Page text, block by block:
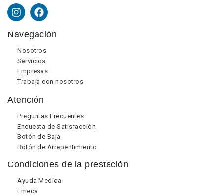
Navegación
Nosotros
Servicios
Empresas
Trabaja con nosotros
Atención
Preguntas Frecuentes
Encuesta de Satisfacción
Botón de Baja
Botón de Arrepentimiento
Condiciones de la prestación
Ayuda Medica
Emeca